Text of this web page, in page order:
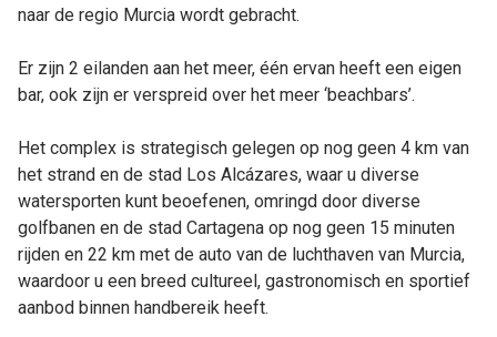
naar de regio Murcia wordt gebracht.
Er zijn 2 eilanden aan het meer, één ervan heeft een eigen
bar, ook zijn er verspreid over het meer ‘beachbars’.
Het complex is strategisch gelegen op nog geen 4 km van
het strand en de stad Los Alcázares, waar u diverse
watersporten kunt beoefenen, omringd door diverse
golfbanen en de stad Cartagena op nog geen 15 minuten
rijden en 22 km met de auto van de luchthaven van Murcia,
waardoor u een breed cultureel, gastronomisch en sportief
aanbod binnen handbereik heeft.